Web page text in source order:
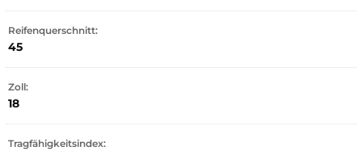
Reifenquerschnitt:
45
Zoll:
18
Tragfähigkeitsindex: